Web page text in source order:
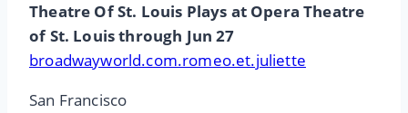
Theatre Of St. Louis Plays at Opera Theatre
of St. Louis through Jun 27
broadwayworld.com.romeo.et.juliette
San Francisco